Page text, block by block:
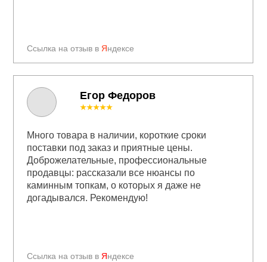
Ссылка на отзыв в Яндексе
Егор Федоров
Ссылка на отзыв в Яндексе
★★★★★
Много товара в наличии, короткие сроки
поставки под заказ и приятные цены.
Доброжелательные, профессиональные
продавцы: рассказали все нюансы по
каминным топкам, о которых я даже не
догадывался. Рекомендую!